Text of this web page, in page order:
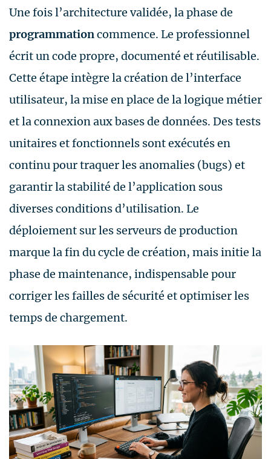
Une fois l’architecture validée, la phase de
programmationcommence. Le professionnel
écrit un code propre, documenté et réutilisable.
Cette étape intègre la création de l’interface
utilisateur, la mise en place de la logique métier
et la connexion aux bases de données. Des tests
unitaires et fonctionnels sont exécutés en
continu pour traquer les anomalies (bugs) et
garantir la stabilité de l’application sous
diverses conditions d’utilisation. Le
déploiement sur les serveurs de production
marque la fin du cycle de création, mais initie la
phase de maintenance, indispensable pour
corriger les failles de sécurité et optimiser les
temps de chargement.